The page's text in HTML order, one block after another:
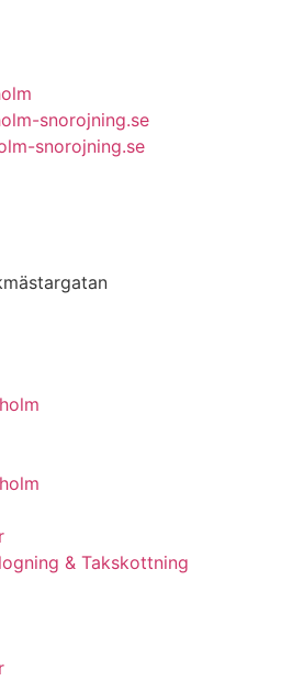
snorojning.se
snorojning.se
& Takskottning